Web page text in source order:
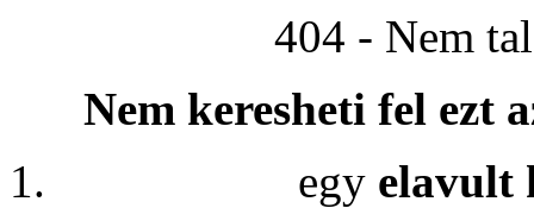
404 - Nem
Nem keresheti fel ezt
egy elavult